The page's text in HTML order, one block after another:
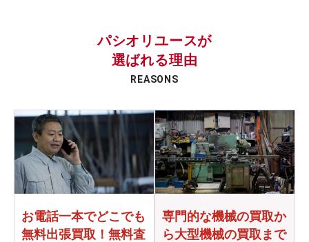
パシオリユースが
選ばれる理由
REASONS
お電話一本でどこでも
無料出張買取！無料査
専門的な機械の買取か
ら大型機械の買取まで